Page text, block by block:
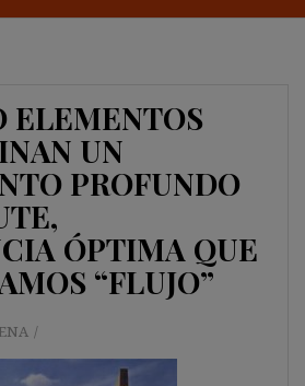
ELEMENTOS
UN
PROFUNDO
ÓPTIMA QUE
“FLUJO”